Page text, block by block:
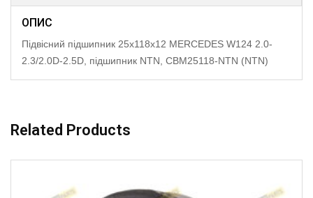
ОПИС
Підвісний підшипник 25x118x12 MERCEDES W124 2.0-
2.3/2.0D-2.5D, підшипник NTN, CBM25118-NTN (NTN)
Related Products